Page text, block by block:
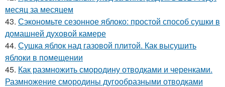
месяц за месяцем
43. Сэкономьте сезонное яблоко: простой способ сушки в
домашней духовой камере
44. Сушка яблок над газовой плитой. Как высушить
яблоки в помещении
45. Как размножить смородину отводками и черенками.
Размножение смородины дугообразными отводками